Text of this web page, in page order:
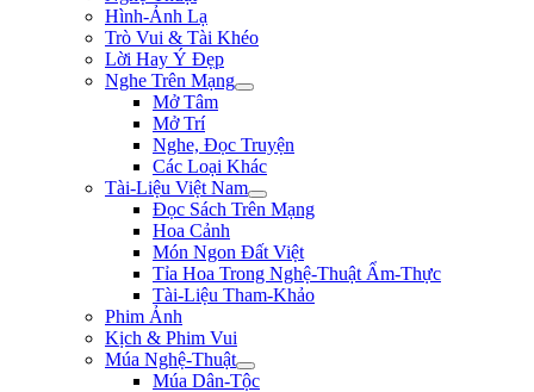
Hình-Ảnh Lạ
Trò Vui & Tài Khéo
Lời Hay Ý Đẹp
Nghe Trên Mạng
Mở Tâm
Mở Trí
Nghe, Đọc Truyện
Các Loại Khác
Tài-Liệu Việt Nam
Đọc Sách Trên Mạng
Hoa Cảnh
Món Ngon Đất Việt
Tỉa Hoa Trong Nghệ-Thuật Ẩm-Thực
Tài-Liệu Tham-Khảo
Phim Ảnh
Kịch & Phim Vui
Múa Nghệ-Thuật
Múa Dân-Tộc